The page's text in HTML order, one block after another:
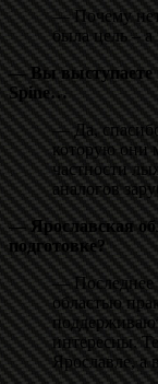
— Почему
была цель – а
— Вы выступаете
Spine…
— Да,
которую они
частности
аналогов
— Ярославская
подготовке?
— Последнее
областью
интересны.
Ярославле, а